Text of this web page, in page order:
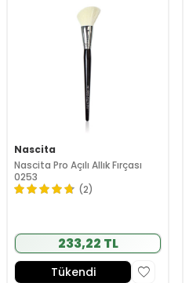
Nascita
Nascita Pro Açılı Allık Fırçası
0253
(2)
233,22 TL
Tükendi